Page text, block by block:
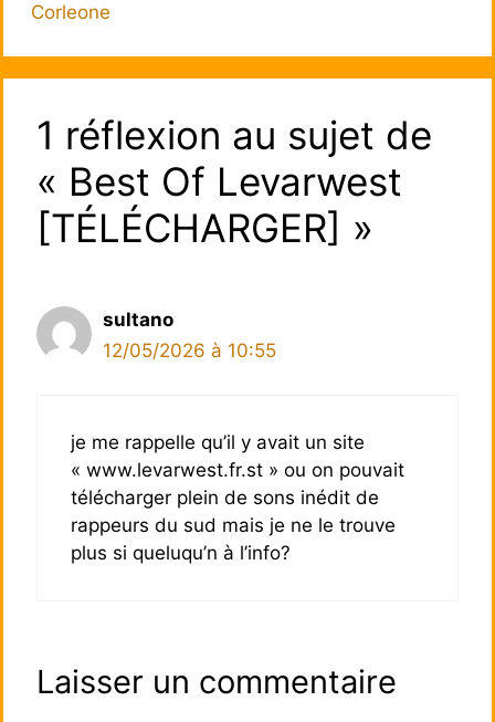
Corleone
1 réflexion au sujet de
« Best Of Levarwest
[TÉLÉCHARGER] »
sultano
12/05/2026 à 10:55
je me rappelle qu’il y avait un site
« www.levarwest.fr.st » ou on pouvait
télécharger plein de sons inédit de
rappeurs du sud mais je ne le trouve
plus si queluqu’n à l’info?
Laisser un commentaire